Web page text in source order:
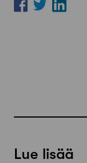
Lue lisää